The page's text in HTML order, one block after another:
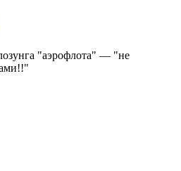
"аэрофлота" — "не